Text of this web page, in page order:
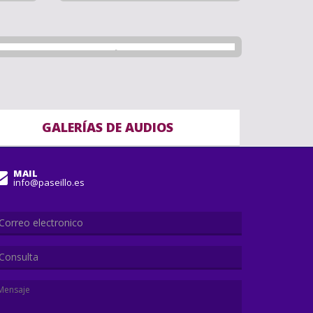
GALERÍAS DE AUDIOS
MAIL
info@paseillo.es
Consulta